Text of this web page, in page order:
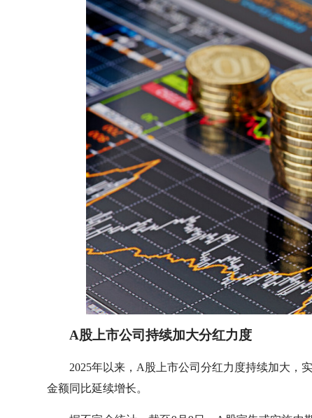
A股上市公司持续加大分红力度
2025年以来，A股上市公司分红力度持续加大，
金额同比延续增长。